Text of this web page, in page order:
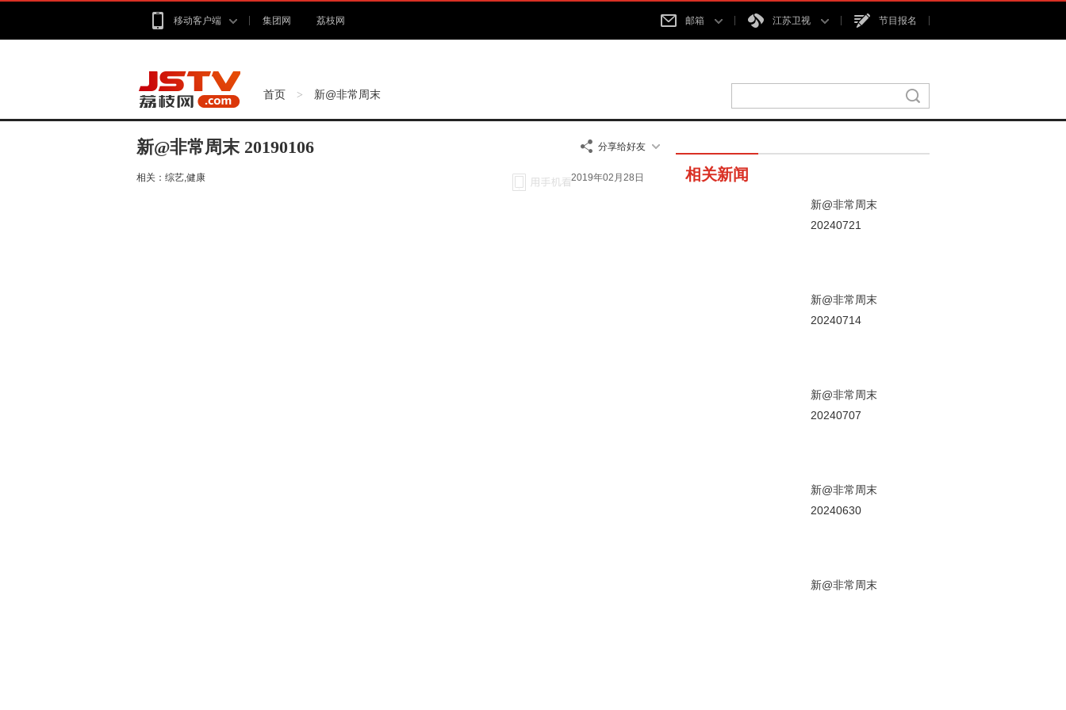
移动客户端 集团网 荔枝网 邮箱 江苏卫视 节目报名
首页 > 新@非常周末
新@非常周末 20190106 分享给好友
相关： 综艺,健康 2019年02月28日 相关新闻
新@非常周末
20240721
新@非常周末
20240714
新@非常周末
20240707
新@非常周末
20240630
新@非常周末